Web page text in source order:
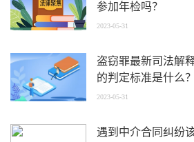
参加年检吗？
2023-05-31
盗窃罪最新司法解
的判定标准是什么？
2023-05-31
遇到中介合同纠纷